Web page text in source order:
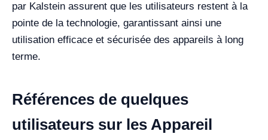
par Kalstein assurent que les utilisateurs restent à la
pointe de la technologie, garantissant ainsi une
utilisation efficace et sécurisée des appareils à long
terme.
Références de quelques
utilisateurs sur les Appareil